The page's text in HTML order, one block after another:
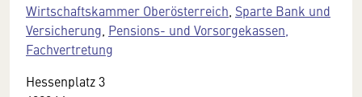
Wirtschaftskammer Oberösterreich Sparte Bank und
Versicherung Pensions- und Vorsorgekassen,
Fachvertretung
Hessenplatz 3